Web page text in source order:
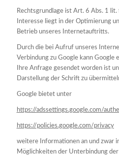
Rechtsgrundlage ist Art. 6 Abs. 1
Interesse liegt in der Optimierung
Betrieb unseres Internetauftritts.
Durch die bei Aufruf unseres
Verbindung zu Google kann
Ihre Anfrage gesendet worden ist
Darstellung der Schrift zu
Google bietet unter
https://adssettings.google.com/
https://policies.google.com/privacy
weitere Informationen an und zwar
Möglichkeiten der Unterbindung